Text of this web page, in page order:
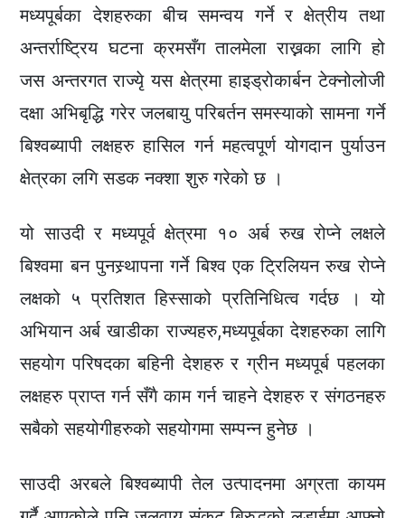
मध्यपूर्बका देशहरुका बीच समन्वय गर्ने र क्षेत्रीय तथा
अन्तर्राष्ट्रिय घटना क्रमसँग तालमेला राख्नका लागि हो
जस अन्तरगत राज्यृे यस क्षेत्रमा हाइड्रोकार्बन टेक्नोलोजी
दक्षा अभिबृद्धि गरेर जलबायु परिबर्तन समस्याको सामना गर्ने
बिश्वब्यापी लक्षहरु हासिल गर्न महत्वपूर्ण योगदान पुर्याउन
क्षेत्रका लगि सडक नक्शा शुरु गरेको छ ।
यो साउदी र मध्यपूर्व क्षेत्रमा १० अर्ब रुख रोप्ने लक्षले
बिश्वमा बन पुनस्र्थापना गर्ने बिश्व एक ट्रिलियन रुख रोप्ने
लक्षको ५ प्रतिशत हिस्साको प्रतिनिधित्व गर्दछ । यो
अभियान अर्ब खाडीका राज्यहरु,मध्यपूर्बका देशहरुका लागि
सहयोग परिषदका बहिनी देशहरु र ग्रीन मध्यपूर्ब पहलका
लक्षहरु प्राप्त गर्न सँगै काम गर्न चाहने देशहरु र संगठनहरु
सबैको सहयोगीहरुको सहयोगमा सम्पन्न हुनेछ ।
साउदी अरबले बिश्वब्यापी तेल उत्पादनमा अग्रता कायम